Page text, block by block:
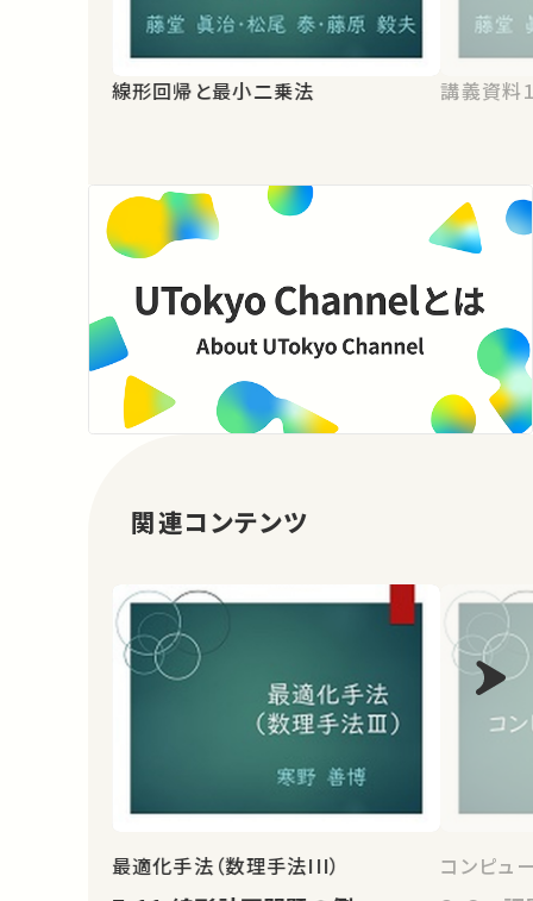
線形回帰と最小二乗法 講義資料
関連コンテンツ
最適化手法（数理手法III） コンピュ